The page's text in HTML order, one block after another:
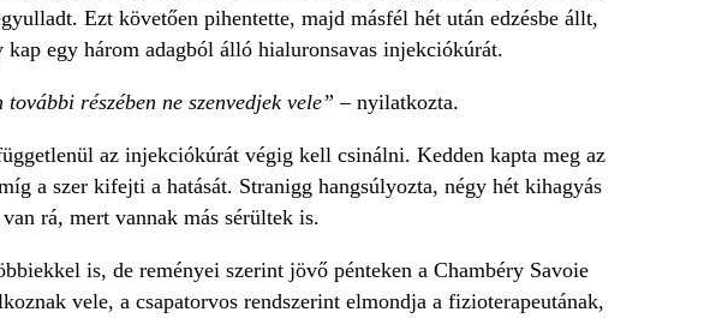
Ezt követően pihentette, majd másfél hét után edzésbe állt,
egy három adagból álló hialuronsavas injekciókúrát.
további részében ne szenvedjek vele”– nyilatkozta.
az injekciókúrát végig kell csinálni. Kedden kapta meg az
a szer kifejti a hatását. Stranigg hangsúlyozta, négy hét kihagyás
rá, mert vannak más sérültek is.
is, de reményei szerint jövő pénteken a Chambéry Savoie
vele, a csapatorvos rendszerint elmondja a fizioterapeutának,